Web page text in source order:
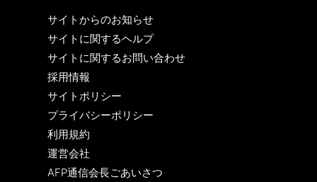
サイトからのお知らせ
サイトに関するヘルプ
サイトに関するお問い合わせ
採用情報
サイトポリシー
プライバシーポリシー
利用規約
運営会社
AFP通信会長ごあいさつ